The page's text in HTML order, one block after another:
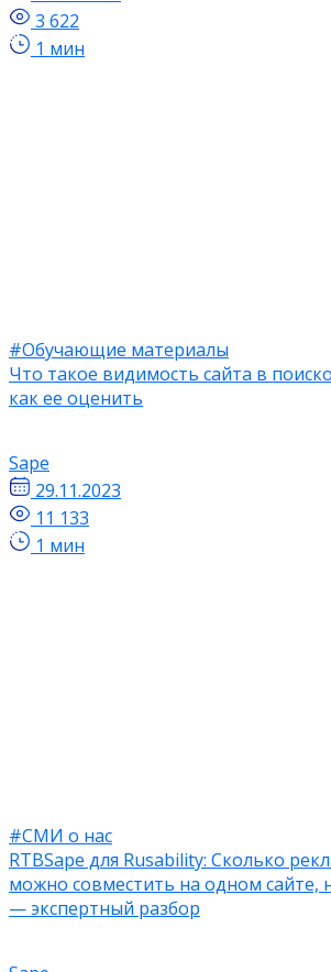
3 622
1 мин
#Обучающие материалы
Что такое видимость сайта в
как ее оценить
Sape
29.11.2023
11 133
1 мин
#СМИ о нас
RTBSape для Rusability: Сколько
можно совместить на одном сайте,
— экспертный разбор